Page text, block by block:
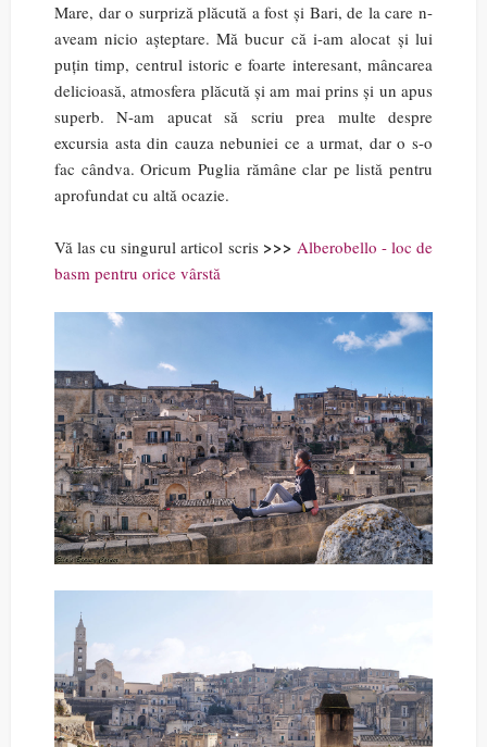
Mare, dar o surpriză plăcută a fost și Bari, de la care n-
aveam nicio așteptare. Mă bucur că i-am alocat și lui
puțin timp, centrul istoric e foarte interesant, mâncarea
delicioasă, atmosfera plăcută și am mai prins și un apus
superb. N-am apucat să scriu prea multe despre
excursia asta din cauza nebuniei ce a urmat, dar o s-o
fac cândva. Oricum Puglia rămâne clar pe listă pentru
aprofundat cu altă ocazie.
Vă las cu singurul articol scris >>> Alberobello - loc de
basm pentru orice vârstă